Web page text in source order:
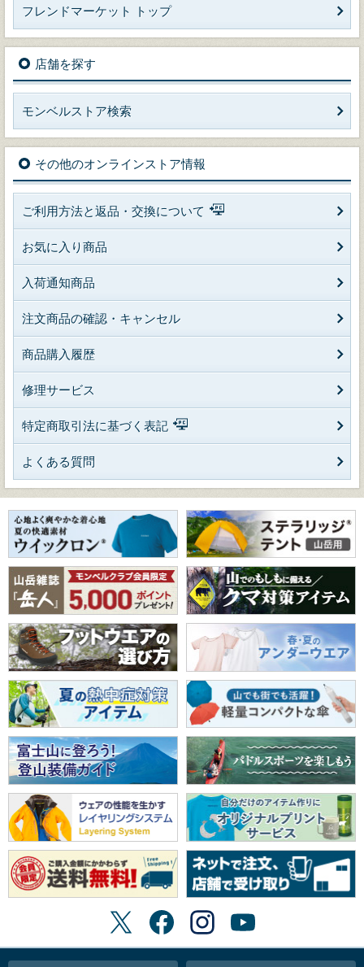
フレンドマーケット トップ
店舗を探す
モンベルストア検索
その他のオンラインストア情報
ご利用方法と返品・交換について
お気に入り商品
入荷通知商品
注文商品の確認・キャンセル
商品購入履歴
修理サービス
特定商取引法に基づく表記
よくある質問